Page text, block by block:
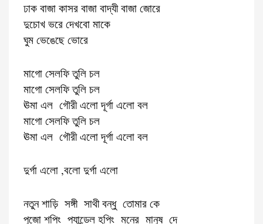
ঢাক বাজা কাসর বাজা বাদ্যী বাজা জোরে
দুচোখ ভরে দেখবো মাকে
ঘুম ভেঙেছে ভোরে
মাগো সেলফি তুলি চল
মাগো সেলফি তুলি চল
ঊমা এল গৌরী এলো দূর্গা এলো বল
মাগো সেলফি তুলি চল
ঊমা এল গৌরী এলো দূর্গা এলো বল
দুর্গা এলো ,বলো দুর্গা এলো
নতুন শাড়ি সঙ্গী সাথী বন্ধু তোমার কে
পুজো শপিং প্যান্ডেল হপিং মনের মানুষ দে